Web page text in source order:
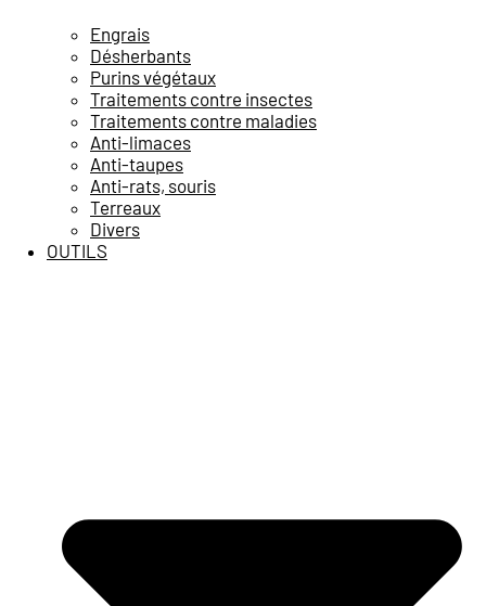
Engrais
Désherbants
Purins végétaux
Traitements contre insectes
Traitements contre maladies
Anti-limaces
Anti-taupes
Anti-rats, souris
Terreaux
Divers
OUTILS